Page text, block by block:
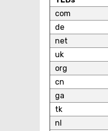
com
de
net
uk
org
cn
ga
tk
nl